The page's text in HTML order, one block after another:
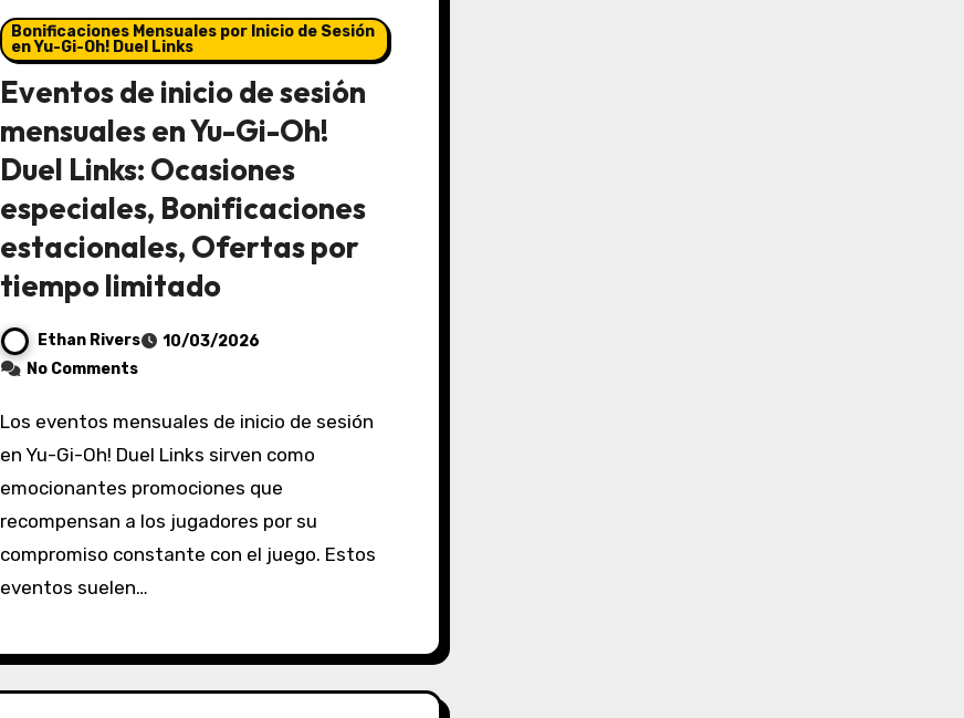
Bonificaciones Mensuales por Inicio de Sesión
en Yu-Gi-Oh! Duel Links
Eventos de inicio de sesión
mensuales en Yu-Gi-Oh!
Duel Links: Ocasiones
especiales, Bonificaciones
estacionales, Ofertas por
tiempo limitado
Ethan Rivers
10/03/2026
No Comments
Los eventos mensuales de inicio de sesión
en Yu-Gi-Oh! Duel Links sirven como
emocionantes promociones que
recompensan a los jugadores por su
compromiso constante con el juego. Estos
eventos suelen…